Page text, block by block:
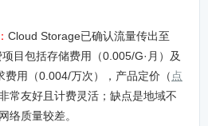
： Cloud Storage已确认流量传出至
目包括存储费用（0.005/G·月）及
费用（0.004/万次），产品定价（ 点
常友好且计费灵活；缺点是地域不
络质量较差。